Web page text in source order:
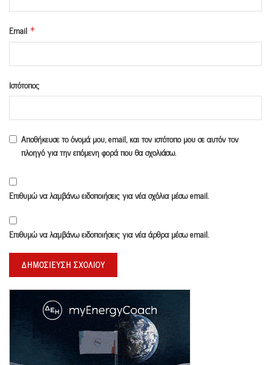
Email *
Ιστότοπος
Αποθήκευσε το όνομά μου, email, και τον ιστότοπο μου σε αυτόν τον
πλοηγό για την επόμενη φορά που θα σχολιάσω.
Επιθυμώ να λαμβάνω ειδοποιήσεις για νέα σχόλια μέσω email.
Επιθυμώ να λαμβάνω ειδοποιήσεις για νέα άρθρα μέσω email.